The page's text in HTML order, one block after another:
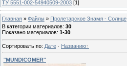
ТУ 5551-002-54940509-2003 [1]
Главная » Файлы » Пролетарское Знамя - Солнце
В категории материалов: 30
Показано материалов: 1-30
Сортировать по: Дате · Названию
"MUNDICOMER"